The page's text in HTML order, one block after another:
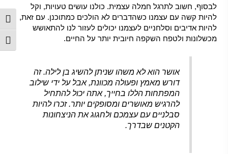
מתג
לבסוף, חשוב לתרגל חמלה עצמית. כולנו עושים טעויות, וקל
להיות קשה עם עצמנו כשהדברים לא הולכים כמתוכנן. עם זאת,
להיות אדיבים וסלחניים לעצמנו יכולים לעזור לנו להתאושש
מכשלונות ולטפח השקפה חיובית יותר על החיים.
אושר הוא לא משהו שניתן להשיג בן לילה. זה
דורש מאמץ ופעולה מכוונת, אבל על ידי שילוב
המפתחות הללו בחייך, אתה יכול להתחיל
להרגיש מאושרים ומסופקים יותר. זכרו להיות
סבלניים עם עצמכם ולחגוג את הניצחונות
הקטנים שבדרך.